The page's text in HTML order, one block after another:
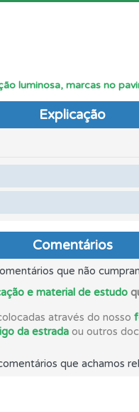
tem dúvidas.
são as mesmas do
na plataforma.
exame.
mais rapidamente.
resumos do código.
favorita.
luminosa, marcas no
Explicação
Comentários
que não
e material de estudo
através do nosso
da estrada ou outros
que achamos